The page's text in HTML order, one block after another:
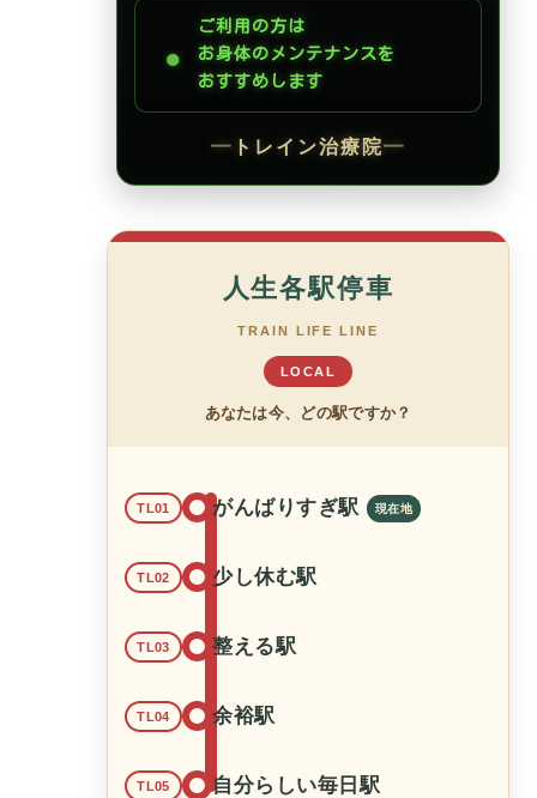
●
ご利用の方は
お身体のメンテナンスを
おすすめします
━ トレイン治療院━
人生各駅停車
TRAIN LIFE LINE
LOCAL
あなたは今、どの駅ですか？
TL01 がんばりすぎ駅
TL02 少し休む駅
TL03 整える駅
TL04 余裕駅
TL05 自分らしい毎日駅